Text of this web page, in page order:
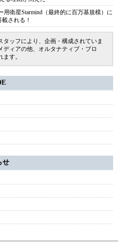
衛星Starmind（最終的に百万基規模）に
される！
ッフにより、企画・構成されていま
ィアの他、オルタナティブ・ブロ
す。
せ